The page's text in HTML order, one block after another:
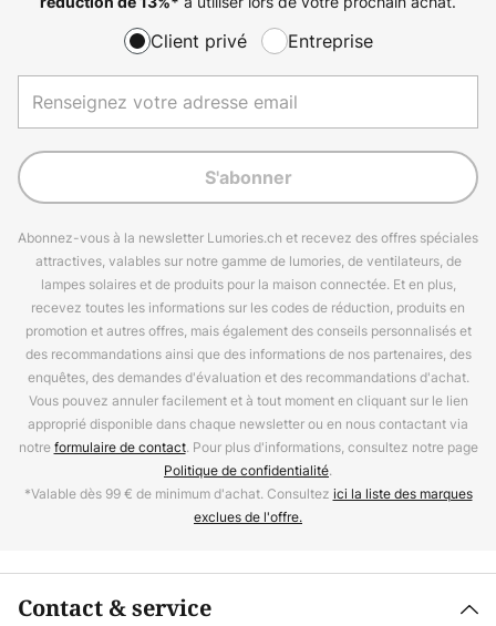
Client privé Entreprise
S'abonner
Abonnez-vous à la newsletter Lumories.ch et recevez des offres spéciales
attractives, valables sur notre gamme de lumories, de ventilateurs, de
lampes solaires et de produits pour la maison connectée. Et en plus,
recevez toutes les informations sur les codes de réduction, produits en
promotion et autres offres, mais également des conseils personnalisés et
des recommandations ainsi que des informations de nos partenaires, des
enquêtes, des demandes d'évaluation et des recommandations d'achat.
Vous pouvez annuler facilement et à tout moment en cliquant sur le lien
approprié disponible dans chaque newsletter ou en nous contactant via
notreformulaire de contact. Pour plus d'informations, consultez notre page
Politique de confidentialité.
*Valable dès 99 € de minimum d'achat. Consultez ici la liste des marques
exclues de l'offre.
Contact & service